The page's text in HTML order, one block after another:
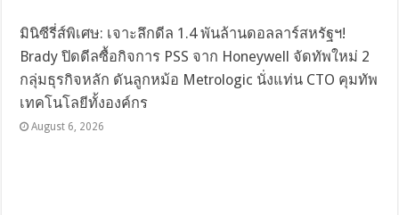
มินิซีรี่ส์พิเศษ: เจาะลึกดีล 1.4 พันล้านดอลลาร์สหรัฐฯ!
Brady ปิดดีลซื้อกิจการ PSS จาก Honeywell จัดทัพใหม่ 2
กลุ่มธุรกิจหลัก ดันลูกหม้อ Metrologic นั่งแท่น CTO คุมทัพ
เทคโนโลยีทั้งองค์กร
August 6, 2026